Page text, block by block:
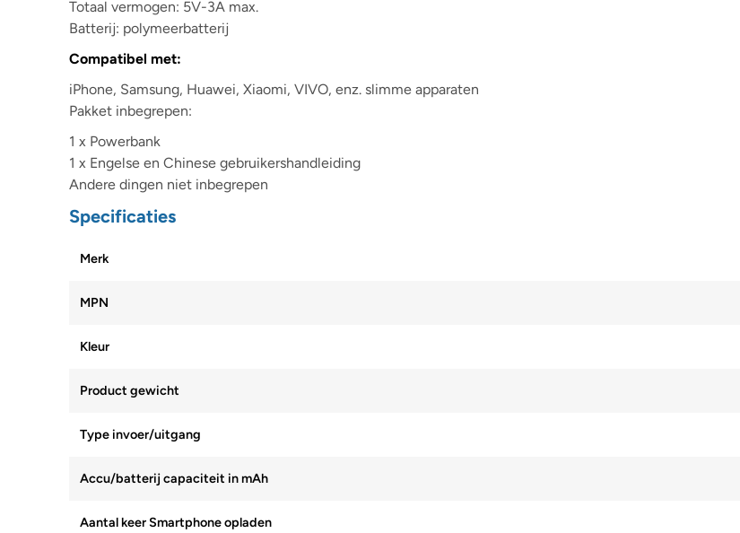
Totaal vermogen: 5V-3A max.
Batterij: polymeerbatterij
Compatibel met:
iPhone, Samsung, Huawei, Xiaomi, VIVO, enz. slimme apparaten
Pakket inbegrepen:
1 x Powerbank
1 x Engelse en Chinese gebruikershandleiding
Andere dingen niet inbegrepen
Specificaties
Merk
MPN
Kleur
Product gewicht
Type invoer/uitgang
Accu/batterij capaciteit in mAh
Aantal keer Smartphone opladen